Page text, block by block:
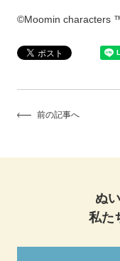
©Moomin characters
前の記事へ
ぬ
私た